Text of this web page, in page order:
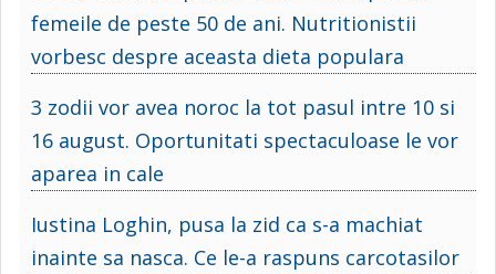
femeile de peste 50 de ani. Nutritionistii
vorbesc despre aceasta dieta populara
3 zodii vor avea noroc la tot pasul intre 10 si
16 august. Oportunitati spectaculoase le vor
aparea in cale
Iustina Loghin, pusa la zid ca s-a machiat
inainte sa nasca. Ce le-a raspuns carcotasilor